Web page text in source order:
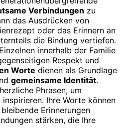
Verbindungen zu
das Ausdrücken von
oder das Erinnern an
die Bindung vertiefen.
innerhalb der Familie
Respekt und
Worte dienen als Grundlage
gemeinsame Identität.
Phrasen, um
Ihre Worte können
Erinnerungen
stärken, die Ihre